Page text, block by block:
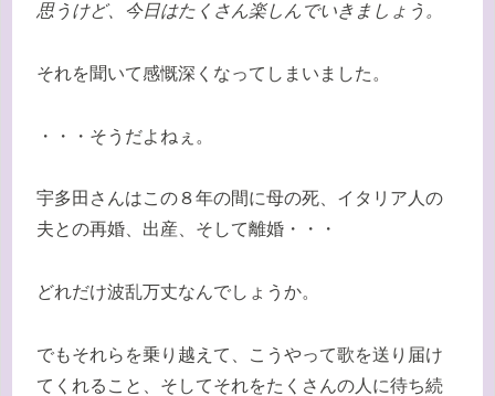
思うけど、今日はたくさん楽しんでいきましょう。
それを聞いて感慨深くなってしまいました。
・・・そうだよねぇ。
宇多田さんはこの８年の間に母の死、イタリア人の
夫との再婚、出産、そして離婚・・・
どれだけ波乱万丈なんでしょうか。
でもそれらを乗り越えて、こうやって歌を送り届け
てくれること、そしてそれをたくさんの人に待ち続